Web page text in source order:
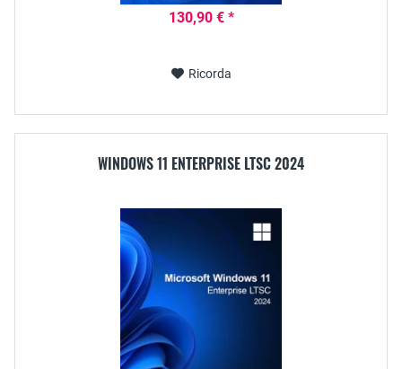
130,90 € *
Ricorda
WINDOWS 11 ENTERPRISE LTSC 2024